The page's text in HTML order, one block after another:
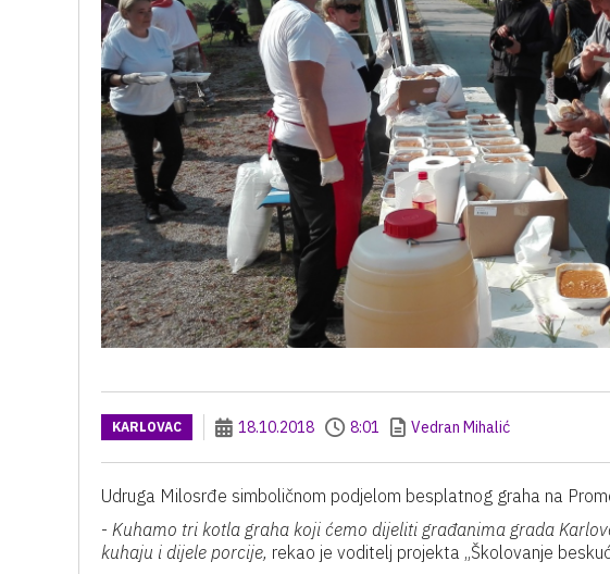
KARLOVAC 18.10.2018 8:01 Vedran Mihalić
Udruga Milosrđe simboličnom podjelom besplatnog graha na
- Kuhamo tri kotla graha koji ćemo dijeliti građanima grada
kuhaju i dijele porcije, rekao je voditelj projekta „Školovanje